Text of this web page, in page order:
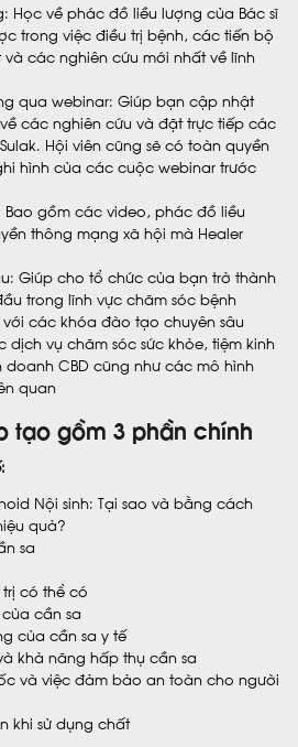
Học về phác đồ liều lượng của Bác sĩ
trong việc điều trị bệnh, các tiến bộ
các nghiên cứu mới nhất về lĩnh
qua webinar: Giúp bạn cập nhật
các nghiên cứu và đặt trực tiếp các
Hội viên cũng sẽ có toàn quyền
hình của các cuộc webinar trước
Bao gồm các video, phác đồ liều
thông mạng xã hội mà Healer
Giúp cho tổ chức của bạn trở thành
trong lĩnh vực chăm sóc bệnh
các khóa đào tạo chuyên sâu
dịch vụ chăm sóc sức khỏe, tiệm kinh
doanh CBD cũng như các mô hình
quan
tạo gồm 3 phần chính
Nội sinh: Tại sao và bằng cách
quả?
sa
có thể có
cần sa
của cần sa y tế
khả năng hấp thụ cần sa
và việc đảm bảo an toàn cho người
khi sử dụng chất